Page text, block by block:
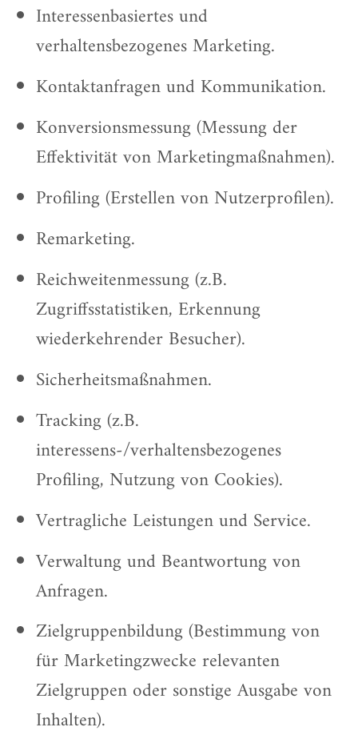
Interessenbasiertes und
verhaltensbezogenes Marketing.
Kontaktanfragen und Kommunikation.
Konversionsmessung (Messung der
Effektivität von Marketingmaßnahmen).
Profiling (Erstellen von Nutzerprofilen).
Remarketing.
Reichweitenmessung (z.B.
Zugriffsstatistiken, Erkennung
wiederkehrender Besucher).
Sicherheitsmaßnahmen.
Tracking (z.B.
interessens-/verhaltensbezogenes
Profiling, Nutzung von Cookies).
Vertragliche Leistungen und Service.
Verwaltung und Beantwortung von
Anfragen.
Zielgruppenbildung (Bestimmung von
für Marketingzwecke relevanten
Zielgruppen oder sonstige Ausgabe von
Inhalten).